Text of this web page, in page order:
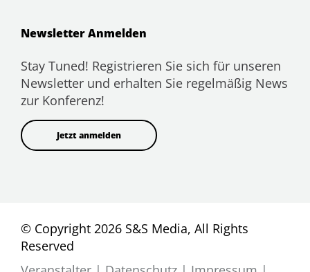
Newsletter Anmelden
Stay Tuned! Registrieren Sie sich für unseren
Newsletter und erhalten Sie regelmäßig News
zur Konferenz!
Jetzt anmelden
© Copyright 2026 S&S Media, All Rights
Reserved